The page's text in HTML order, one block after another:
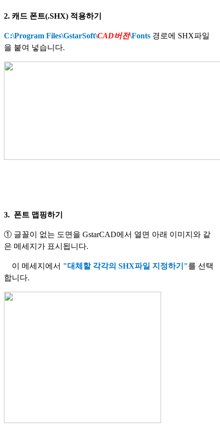
2. 캐드 폰트(.SHX) 적용하기
C:\Program Files\GstarSoft\CAD버전\Fonts 경로에 SHX파일
을 붙여 넣습니다.
3. 폰트 맵핑하기
① 글꼴이 없는 도면을 GstarCAD에서 열면 아래 이미지와 같
은 메세지가 표시됩니다.
이 메세지에서 "대체할 각각의 SHX파일 지정하기"를 선택
합니다.